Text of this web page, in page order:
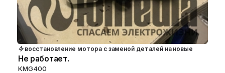
восстановление мотора с заменой деталей на новые
Не работает.
KMG400